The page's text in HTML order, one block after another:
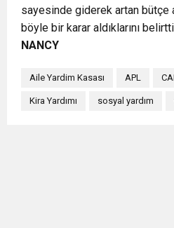
sayesinde giderek artan bütçe
böyle bir karar aldıklarını
NANCY
Aile Yardim Kasası APL
Kira Yardımı sosyal yardım